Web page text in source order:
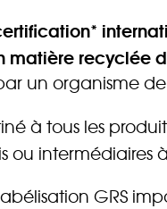
matière recyclée
un organisme
à tous les
ou
GRS